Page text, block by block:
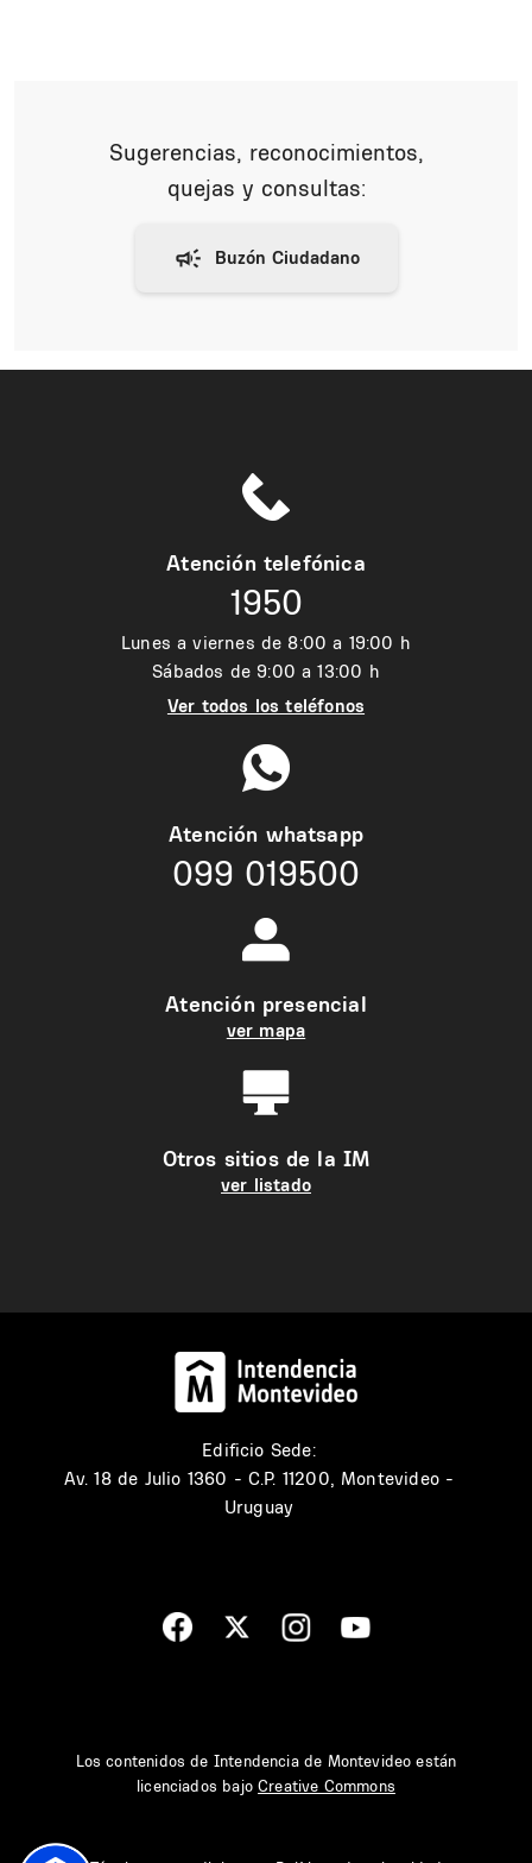
Sugerencias, reconocimientos,
quejas y consultas:
Atención telefónica
1950
Lunes a viernes de 8:00 a 19:00 h
Sábados de 9:00 a 13:00 h
Ver todos los teléfonos
Atención whatsapp
099 019500
Atención presencial
ver mapa
Otros sitios de la IM
ver listado
Edificio Sede:
Av. 18 de Julio 1360 - C.P. 11200, Montevideo -
Uruguay
Los contenidos de Intendencia de Montevideo están
licenciados bajoCreative Commons